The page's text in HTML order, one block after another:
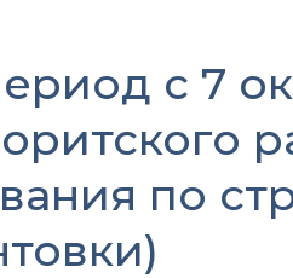
с 7
по